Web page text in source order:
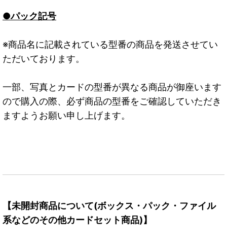
●パック記号
※商品名に記載されている型番の商品を発送させてい
ただいております。
一部、写真とカードの型番が異なる商品が御座います
ので購入の際、必ず商品の型番をご確認していただき
ますようお願い申し上げます。
【未開封商品について(ボックス・パック・ファイル
系などのその他カードセット商品)】